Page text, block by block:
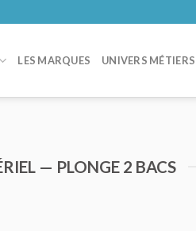
LES MARQUES UNIVERS MÉTIERS
— PLONGE 2 BACS